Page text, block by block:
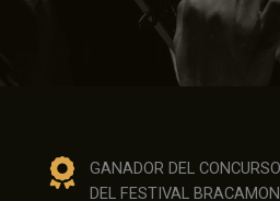
GANADOR DEL
DEL FESTIVAL